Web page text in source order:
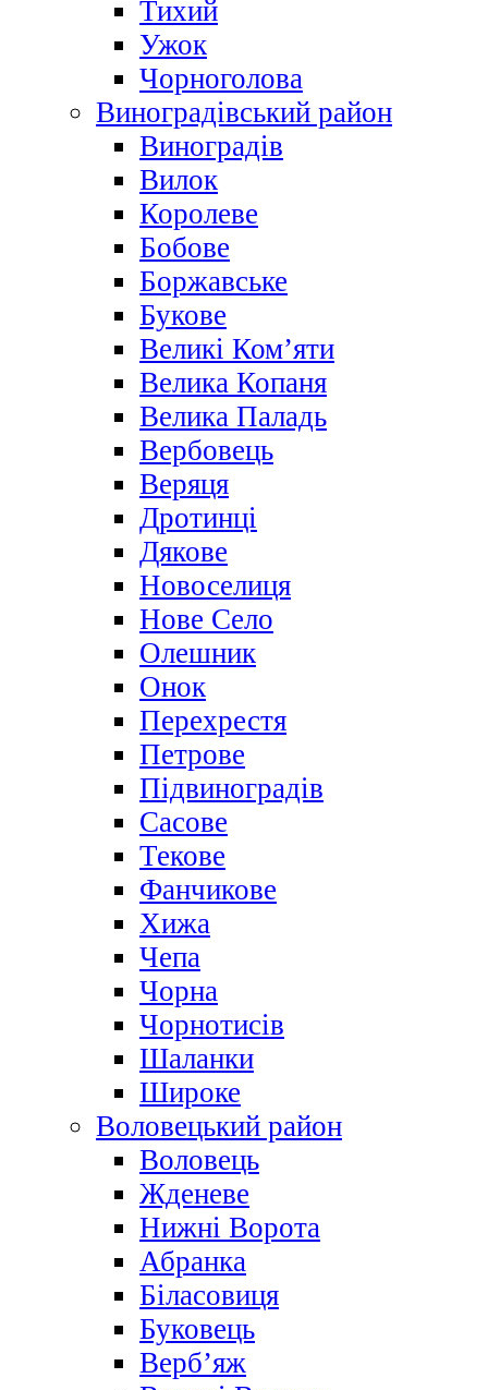
Тихий
Ужок
Чорноголова
Виноградівський район
Виноградів
Вилок
Королеве
Бобове
Боржавське
Букове
Великі Ком’яти
Велика Копаня
Велика Паладь
Вербовець
Веряця
Дротинці
Дякове
Новоселиця
Нове Село
Олешник
Онок
Перехрестя
Петрове
Підвиноградів
Сасове
Текове
Фанчикове
Хижа
Чепа
Чорна
Чорнотисів
Шаланки
Широке
Воловецький район
Воловець
Жденеве
Нижні Ворота
Абранка
Біласовиця
Буковець
Верб’яж